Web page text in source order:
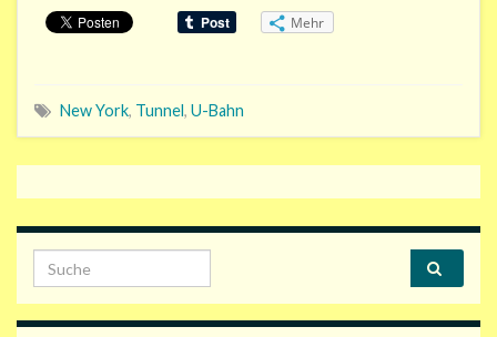
Mehr
New York, Tunnel, U-Bahn
Search for: